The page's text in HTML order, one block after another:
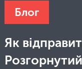
Блог
Як